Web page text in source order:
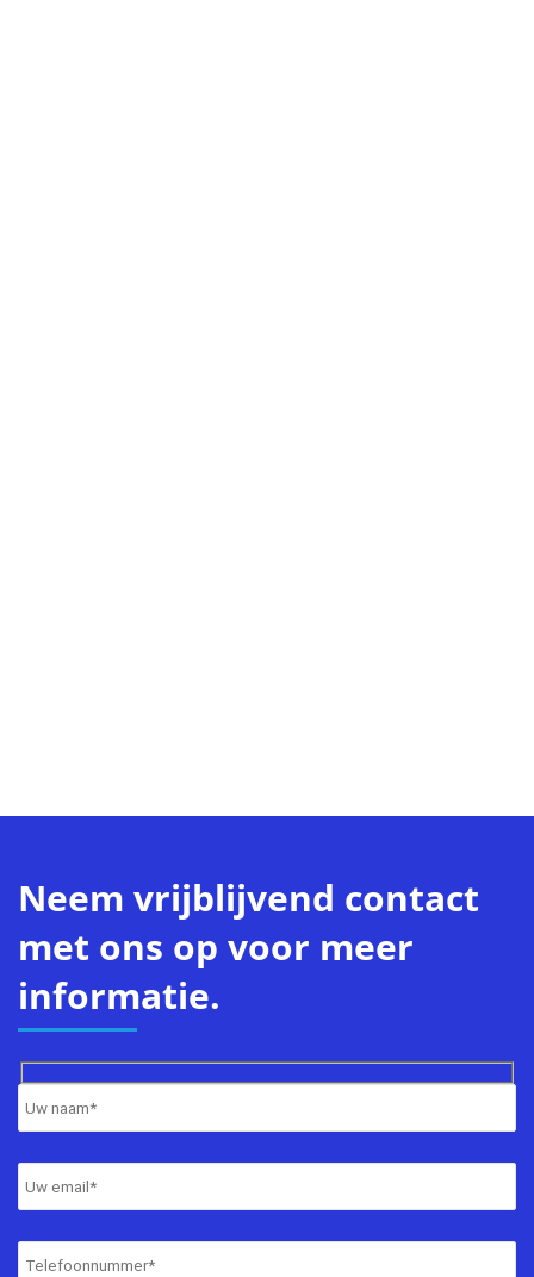
Neem vrijblijvend contact
met ons op voor meer
informatie.